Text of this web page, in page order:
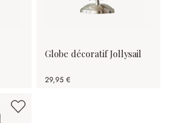
Globe décoratif Jollysail
29,95 €